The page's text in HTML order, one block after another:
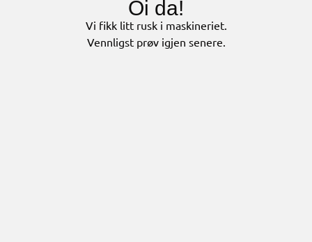
Oi da!
Vi fikk litt rusk i maskineriet.
Vennligst prøv igjen senere.